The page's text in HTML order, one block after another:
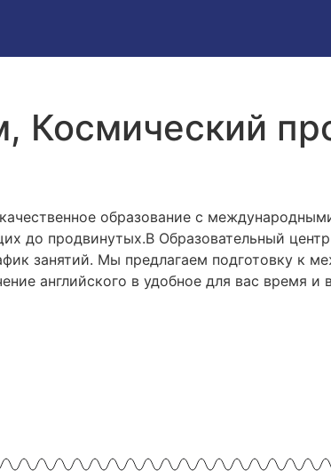
Космический
образование с
до продвинутых.В Образовательный
занятий. Мы предлагаем подготовку к
английского в удобное для вас время